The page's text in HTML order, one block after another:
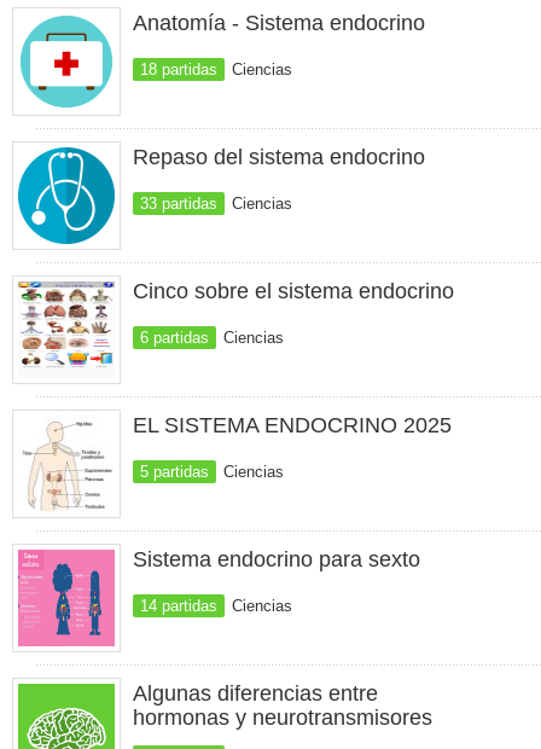
Anatomía - Sistema endocrino
18 partidas Ciencias
Repaso del sistema endocrino
33 partidas Ciencias
Cinco sobre el sistema endocrino
6 partidas Ciencias
EL SISTEMA ENDOCRINO 2025
5 partidas Ciencias
Sistema endocrino para sexto
14 partidas Ciencias
Algunas diferencias entre
hormonas y neurotransmisores